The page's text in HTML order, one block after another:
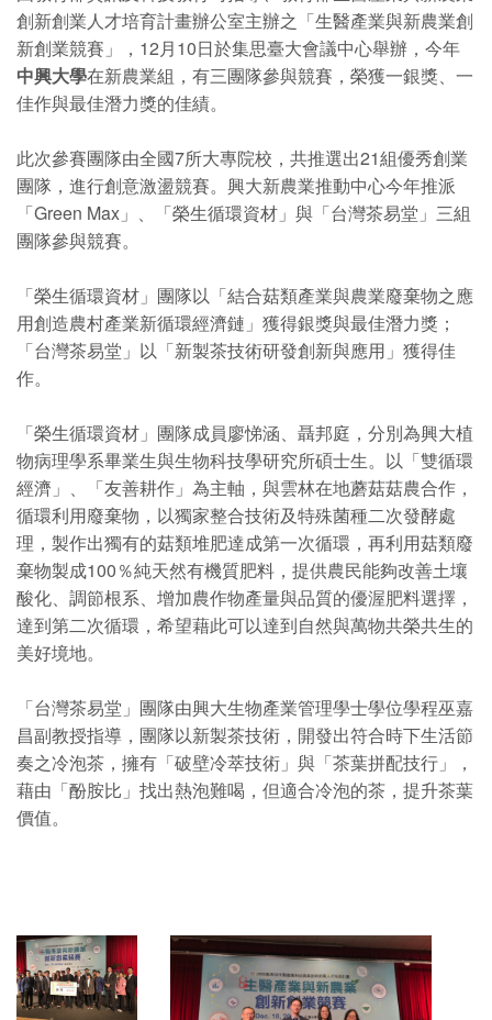
創新創業人才培育計畫辦公室主辦之「生醫產業與新農業創
新創業競賽」，12月10日於集思臺大會議中心舉辦，今年
中興大學在新農業組，有三團隊參與競賽，榮獲一銀獎、一
佳作與最佳潛力獎的佳績。
此次參賽團隊由全國7所大專院校，共推選出21組優秀創業
團隊，進行創意激盪競賽。興大新農業推動中心今年推派
「Green Max」、「榮生循環資材」與「台灣茶易堂」三組
團隊參與競賽。
「榮生循環資材」團隊以「結合菇類產業與農業廢棄物之應
用創造農村產業新循環經濟鏈」獲得銀獎與最佳潛力獎；
「台灣茶易堂」以「新製茶技術研發創新與應用」獲得佳
作。
「榮生循環資材」團隊成員廖悌涵、聶邦庭，分別為興大植
物病理學系畢業生與生物科技學研究所碩士生。以「雙循環
經濟」、「友善耕作」為主軸，與雲林在地蘑菇菇農合作，
循環利用廢棄物，以獨家整合技術及特殊菌種二次發酵處
理，製作出獨有的菇類堆肥達成第一次循環，再利用菇類廢
棄物製成100％純天然有機質肥料，提供農民能夠改善土壤
酸化、調節根系、增加農作物產量與品質的優渥肥料選擇，
達到第二次循環，希望藉此可以達到自然與萬物共榮共生的
美好境地。
「台灣茶易堂」團隊由興大生物產業管理學士學位學程巫嘉
昌副教授指導，團隊以新製茶技術，開發出符合時下生活節
奏之冷泡茶，擁有「破壁冷萃技術」與「茶葉拼配技行」，
藉由「酚胺比」找出熱泡難喝，但適合冷泡的茶，提升茶葉
價值。